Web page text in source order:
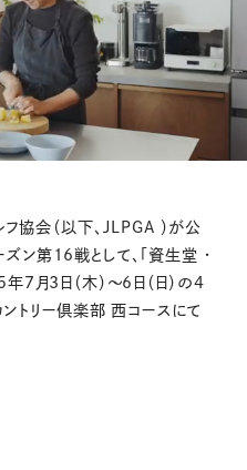
M
t
e
協会（以下、JLPGA ）が公
第16戦として、「資生堂 ・
7月3日（木）～6日（日）の4
トリー倶楽部 西コースにて